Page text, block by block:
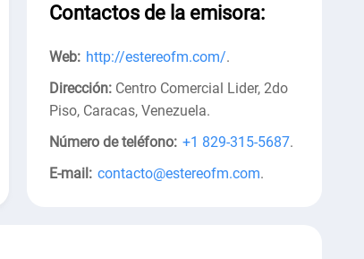
Contactos de la emisora:
Web: http://estereofm.com/.
Dirección: Centro Comercial Lider, 2do
Piso, Caracas, Venezuela.
Número de teléfono: +1 829-315-5687.
E-mail: contacto@estereofm.com.